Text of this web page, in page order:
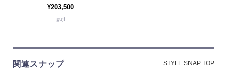
¥203,500
guji
関連スナップ STYLE SNAP TOP